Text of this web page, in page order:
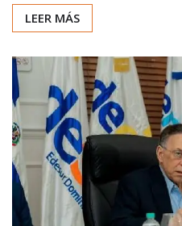
LEER MÁS